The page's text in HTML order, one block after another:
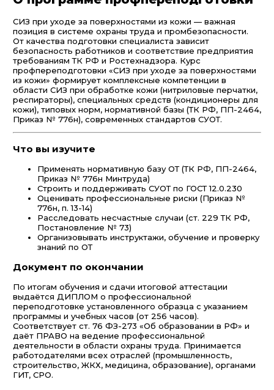
СИЗ при уходе за поверхностями из кожи — важная
позиция в системе охраны труда и промбезопасности.
От качества подготовки специалиста зависит
безопасность работников и соответствие предприятия
требованиям ТК РФ и Ростехнадзора. Курс
профпереподготовки «СИЗ при уходе за поверхностями
из кожи» формирует комплексные компетенции в
области СИЗ при обработке кожи (нитриловые перчатки,
респираторы), специальных средств (кондиционеры для
кожи), типовых норм, нормативной базы (ТК РФ, ПП-2464,
Приказ № 776н), современных стандартов СУОТ.
Что вы изучите
Применять нормативную базу ОТ (ТК РФ, ПП-2464,
Приказ № 776н Минтруда)
Строить и поддерживать СУОТ по ГОСТ 12.0.230
Оценивать профессиональные риски (Приказ №
776н, п. 13-14)
Расследовать несчастные случаи (ст. 229 ТК РФ,
Постановление № 73)
Организовывать инструктажи, обучение и проверку
знаний по ОТ
Документ по окончании
По итогам обучения и сдачи итоговой аттестации
выдаётся ДИПЛОМ о профессиональной
переподготовке установленного образца с указанием
программы и учебных часов (от 256 часов).
Соответствует ст. 76 ФЗ-273 «Об образовании в РФ» и
даёт ПРАВО на ведение профессиональной
деятельности в области охраны труда. Принимается
работодателями всех отраслей (промышленность,
строительство, ЖКХ, медицина, образование), органами
ГИТ, СРО.